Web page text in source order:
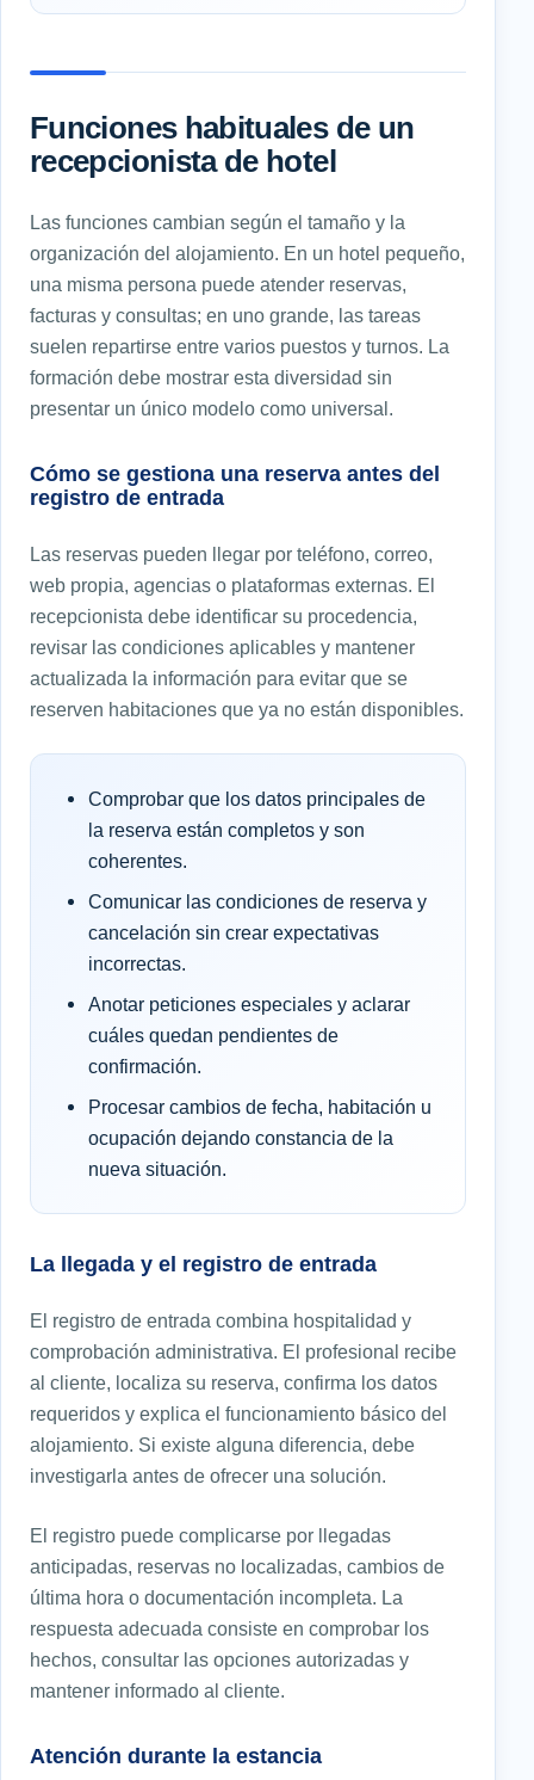
Funciones habituales de un
recepcionista de hotel
Las funciones cambian según el tamaño y la
organización del alojamiento. En un hotel pequeño,
una misma persona puede atender reservas,
facturas y consultas; en uno grande, las tareas
suelen repartirse entre varios puestos y turnos. La
formación debe mostrar esta diversidad sin
presentar un único modelo como universal.
Cómo se gestiona una reserva antes del
registro de entrada
Las reservas pueden llegar por teléfono, correo,
web propia, agencias o plataformas externas. El
recepcionista debe identificar su procedencia,
revisar las condiciones aplicables y mantener
actualizada la información para evitar que se
reserven habitaciones que ya no están disponibles.
Comprobar que los datos principales de
la reserva están completos y son
coherentes.
Comunicar las condiciones de reserva y
cancelación sin crear expectativas
incorrectas.
Anotar peticiones especiales y aclarar
cuáles quedan pendientes de
confirmación.
Procesar cambios de fecha, habitación u
ocupación dejando constancia de la
nueva situación.
La llegada y el registro de entrada
El registro de entrada combina hospitalidad y
comprobación administrativa. El profesional recibe
al cliente, localiza su reserva, confirma los datos
requeridos y explica el funcionamiento básico del
alojamiento. Si existe alguna diferencia, debe
investigarla antes de ofrecer una solución.
El registro puede complicarse por llegadas
anticipadas, reservas no localizadas, cambios de
última hora o documentación incompleta. La
respuesta adecuada consiste en comprobar los
hechos, consultar las opciones autorizadas y
mantener informado al cliente.
Atención durante la estancia